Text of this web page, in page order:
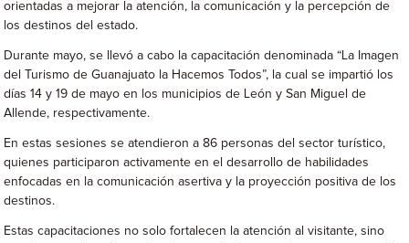
orientadas a mejorar la atención, la comunicación y la percepción de
los destinos del estado.
Durante mayo, se llevó a cabo la capacitación denominada “La Imagen
del Turismo de Guanajuato la Hacemos Todos”, la cual se impartió los
días 14 y 19 de mayo en los municipios de León y San Miguel de
Allende, respectivamente.
En estas sesiones se atendieron a 86 personas del sector turístico,
quienes participaron activamente en el desarrollo de habilidades
enfocadas en la comunicación asertiva y la proyección positiva de los
destinos.
Estas capacitaciones no solo fortalecen la atención al visitante, sino